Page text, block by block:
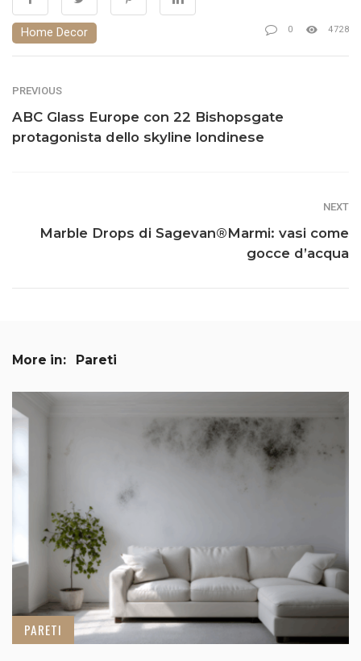
Home Decor 0 4728
PREVIOUS
ABC Glass Europe con 22 Bishopsgate
protagonista dello skyline londinese
NEXT
Marble Drops di Sagevan®Marmi: vasi come
gocce d’acqua
More in: Pareti
PARETI